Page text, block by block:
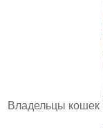
Владельцы кошек